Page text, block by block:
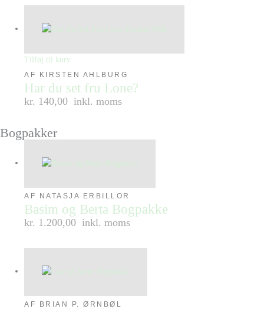
Tilføj til kurv
AF KIRSTEN AHLBURG
Har du set fru Lone?
kr. 140,00 inkl. moms
Bogpakker
AF NATASJA ERBILLOR
Basim og Berta Bogpakke
kr. 1.200,00 inkl. moms
AF BRIAN P. ØRNBØL